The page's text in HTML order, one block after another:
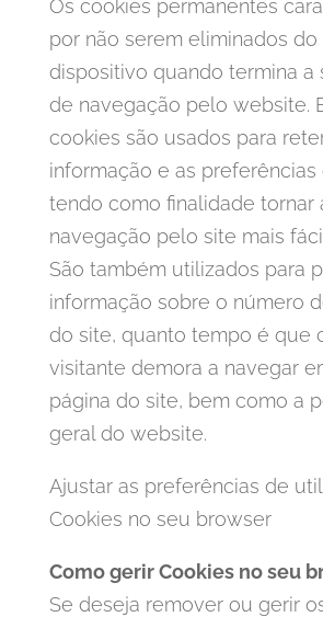
Os cookies permanentes
por não serem eliminados do
dispositivo quando termina a
de navegação pelo website.
cookies são usados para
informação e as preferências
tendo como finalidade tornar
navegação pelo site mais
São também utilizados para
informação sobre o número
do site, quanto tempo é que
visitante demora a navegar
página do site, bem como a
geral do website.
Ajustar as preferências de
Cookies no seu browser
Como gerir Cookies no seu
Se deseja remover ou gerir